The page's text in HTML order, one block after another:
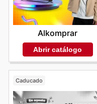
Alkomprar
Abrir catálogo
Caducado